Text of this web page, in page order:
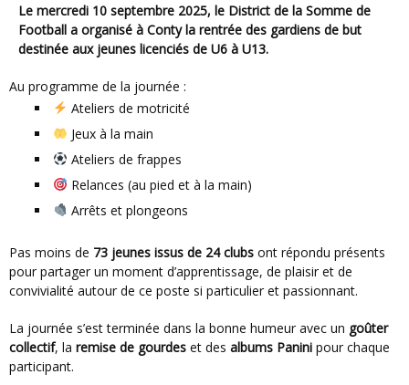
Le mercredi 10 septembre 2025, le District de la Somme de
Football a organisé à Conty la rentrée des gardiens de but
destinée aux jeunes licenciés de U6 à U13.
Au programme de la journée :
Ateliers de motricité
Jeux à la main
Ateliers de frappes
Relances (au pied et à la main)
Arrêts et plongeons
Pas moins de 73 jeunes issus de 24 clubs ont répondu présents
pour partager un moment d’apprentissage, de plaisir et de
convivialité autour de ce poste si particulier et passionnant.
La journée s’est terminée dans la bonne humeur avec un goûter
collectif, la remise de gourdes et des albums Panini pour chaque
participant.